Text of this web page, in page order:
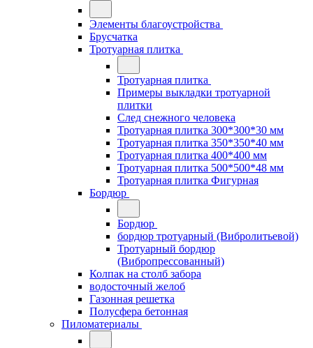
Элементы благоустройства
Брусчатка
Тротуарная плитка
Тротуарная плитка
Примеры выкладки тротуарной
плитки
След снежного человека
Тротуарная плитка 300*300*30 мм
Тротуарная плитка 350*350*40 мм
Тротуарная плитка 400*400 мм
Тротуарная плитка 500*500*48 мм
Тротуарная плитка Фигурная
Бордюр
Бордюр
бордюр тротуарный (Вибролитьевой)
Тротуарный бордюр
(Вибропрессованный)
Колпак на столб забора
водосточный желоб
Газонная решетка
Полусфера бетонная
Пиломатериалы